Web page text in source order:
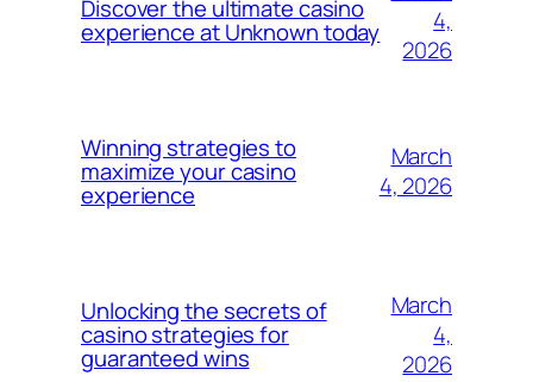
Discover the ultimate casino
experience at Unknown today
4,
2026
Winning strategies to
maximize your casino
experience
March
4, 2026
Unlocking the secrets of
casino strategies for
guaranteed wins
March
4,
2026